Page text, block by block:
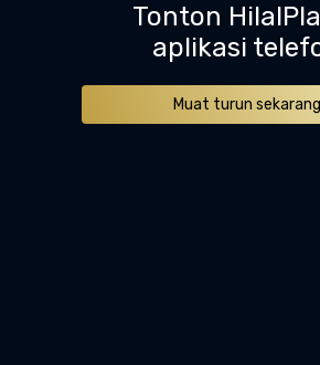
Tonton
aplikasi
Muat turun sekarang